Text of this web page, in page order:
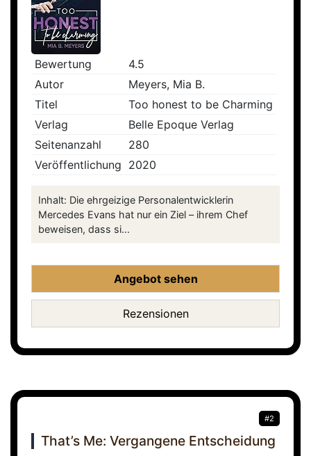
Bewertung
4.5
Autor
Meyers, Mia B.
Titel
Too honest to be Charming
Verlag
Belle Epoque Verlag
Seitenanzahl
280
Veröffentlichung 2020
Inhalt: Die ehrgeizige Personalentwicklerin
Mercedes Evans hat nur ein Ziel – ihrem Chef
beweisen, dass si...
Angebot sehen
Rezensionen
#2
That’s Me: Vergangene Entscheidung